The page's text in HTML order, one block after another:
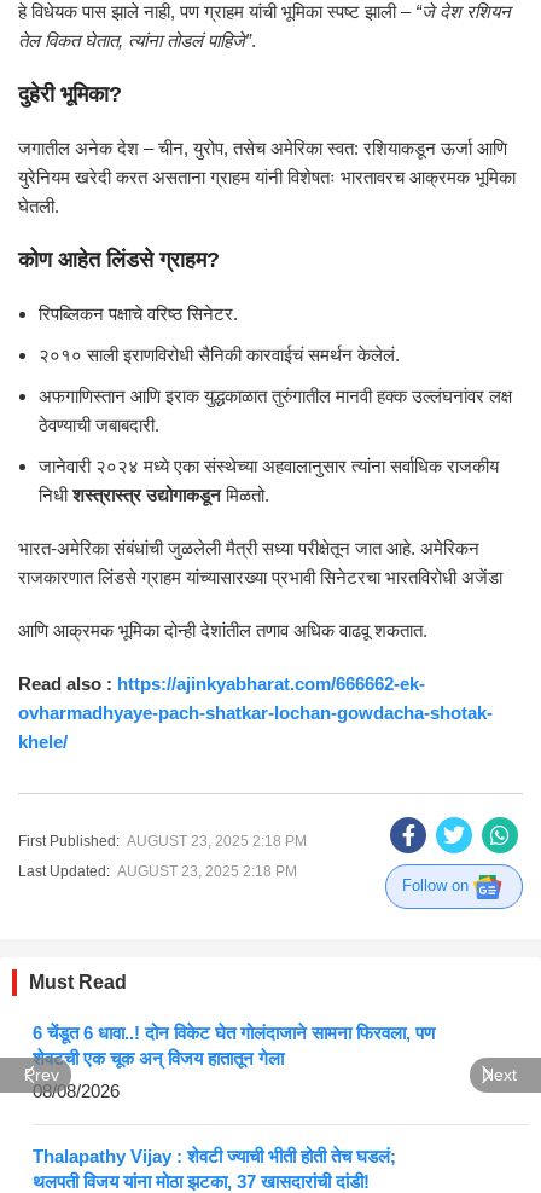
हे विधेयक पास झाले नाही, पण ग्राहम यांची भूमिका स्पष्ट झाली – “जे देश रशियन
तेल विकत घेतात, त्यांना तोडलं पाहिजे”.
दुहेरी भूमिका?
जगातील अनेक देश – चीन, युरोप, तसेच अमेरिका स्वत: रशियाकडून ऊर्जा आणि
युरेनियम खरेदी करत असताना ग्राहम यांनी विशेषतः भारतावरच आक्रमक भूमिका
घेतली.
कोण आहेत लिंडसे ग्राहम?
रिपब्लिकन पक्षाचे वरिष्ठ सिनेटर.
२०१० साली इराणविरोधी सैनिकी कारवाईचं समर्थन केलेलं.
अफगाणिस्तान आणि इराक युद्धकाळात तुरुंगातील मानवी हक्क उल्लंघनांवर लक्ष
ठेवण्याची जबाबदारी.
जानेवारी २०२४ मध्ये एका संस्थेच्या अहवालानुसार त्यांना सर्वाधिक राजकीय
निधीशस्त्रास्त्र उद्योगाकडूनमिळतो.
भारत-अमेरिका संबंधांची जुळलेली मैत्री सध्या परीक्षेतून जात आहे. अमेरिकन
राजकारणात लिंडसे ग्राहम यांच्यासारख्या प्रभावी सिनेटरचा भारतविरोधी अजेंडा
आणि आक्रमक भूमिका दोन्ही देशांतील तणाव अधिक वाढवू शकतात.
Read also : https://ajinkyabharat.com/666662-ek-
ovharmadhyaye-pach-shatkar-lochan-gowdacha-shotak-
khele/
First Published: AUGUST 23, 2025 2:18 PM
Last Updated: AUGUST 23, 2025 2:18 PM
Follow on
Prev Next
Must Read
6 चेंडूत 6 धावा..! दोन विकेट घेत गोलंदाजाने सामना फिरवला, पण
शेवटची एक चूक अन् विजय हातातून गेला
08/08/2026
Thalapathy Vijay : शेवटी ज्याची भीती होती तेच घडलं;
थलपती विजय यांना मोठा झटका, 37 खासदारांची दांडी!